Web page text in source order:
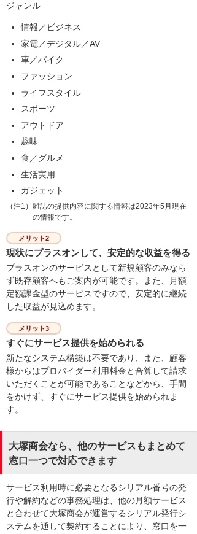
ジャンル
情報／ビジネス
家電／デジタル／AV
車／バイク
ファッション
ライフスタイル
スポーツ
アウトドア
趣味
食／グルメ
生活実用
ガジェット
（注1）雑誌の提供内容に関する情報は2023年5月現在
の情報です。
メリット2
現状にプラスオンして、安定的な収益を得る
プラスオンのサービスとして新規顧客のみなら
ず既存顧客へもご案内が可能です。また、月額
定額課金型のサービスですので、安定的に継続
した収益が見込めます。
メリット3
すぐにサービス提供を始められる
新たなシステム構築は不要であり、また、顧客
様からはプロバイダー利用料金と合算して請求
いただくことが可能であることなどから、手間
をかけず、すぐにサービス提供を始められま
す。
大塚商会なら、他のサービスもまとめて
窓口一つで対応できます
サービス利用時に必要となるシリアル番号の発
行や解約などの事務処理は、他の月額サービス
と合わせて大塚商会が運営するシリアル発行シ
ステムを通して契約することにより、窓口を一